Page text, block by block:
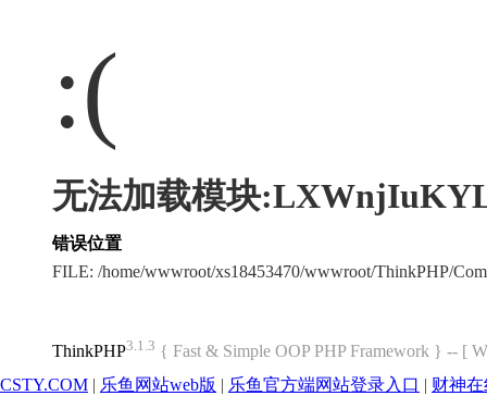
:(
无法加载模块
错误位置
FILE: /home/wwwroot/xs18453470/wwwroot/ThinkPHP/
ThinkPHP3.1.3 { Fast & Simple OOP PHP Framework } -- [
CSTY.COM | 乐鱼网站web版 | 乐鱼官方端网站登录入口 | 财神